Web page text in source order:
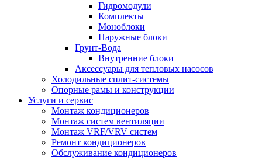
Гидромодули
Комплекты
Моноблоки
Наружные блоки
Грунт-Вода
Внутренние блоки
Аксессуары для тепловых насосов
Холодильные сплит-системы
Опорные рамы и конструкции
Услуги и сервис
Монтаж кондиционеров
Монтаж систем вентиляции
Монтаж VRF/VRV систем
Ремонт кондиционеров
Обслуживание кондиционеров